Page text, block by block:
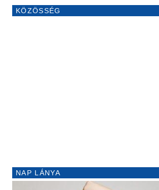
KÖZÖSSÉG
NAP LÁNYA